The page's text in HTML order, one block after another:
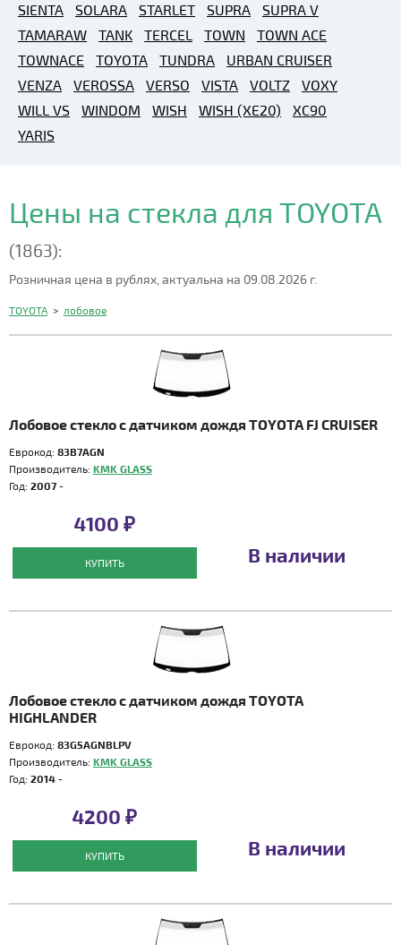
SIENTA
SOLARA STARLET SUPRA
SUPRA V
TAMARAW
TANK TERCEL TOWN
TOWN ACE
TOWNACE
TOYOTA TUNDRA
URBAN CRUISER
VENZA
VEROSSA VERSO VISTA VOLTZ
VOXY
WILL VS
WINDOM WISH WISH (XE20)
XC90
YARIS
Цены на стекла для TOYOTA
(1863):
Розничная цена в рублях, актуальна на 09.08.2026 г.
TOYOTA > лобовое
Лобовое стекло с датчиком дождя TOYOTA FJ CRUISER
Еврокод: 83B7AGN
Производитель: KMK GLASS
Год: 2007 -
4100 ₽
КУПИТЬ В наличии
Лобовое стекло с датчиком дождя TOYOTA
HIGHLANDER
Еврокод: 83G5AGNBLPV
Производитель: KMK GLASS
Год: 2014 -
4200 ₽
КУПИТЬ В наличии